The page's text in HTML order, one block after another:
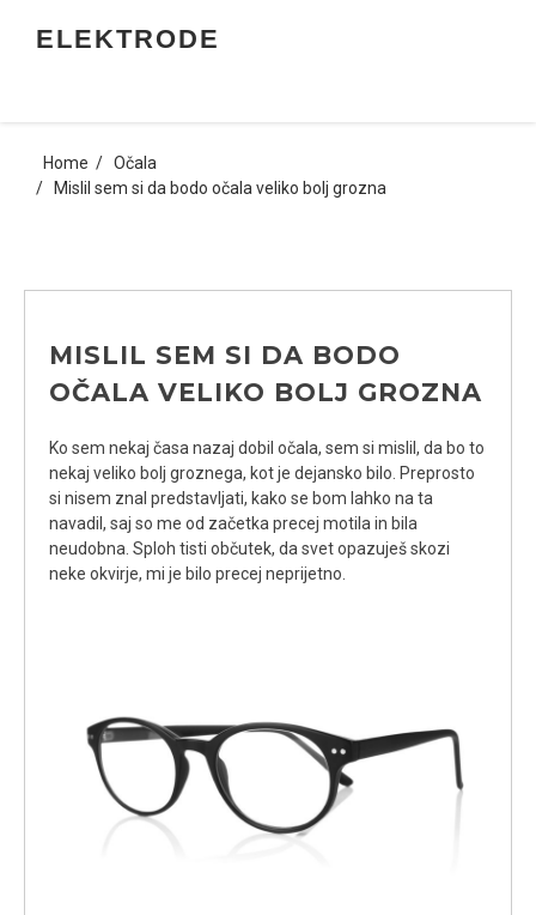
ELEKTRODE
Home
Očala
Mislil sem si da bodo očala veliko bolj grozna
MISLIL SEM SI DA BODO
OČALA VELIKO BOLJ GROZNA
Ko sem nekaj časa nazaj dobil očala, sem si mislil, da bo to
nekaj veliko bolj groznega, kot je dejansko bilo. Preprosto
si nisem znal predstavljati, kako se bom lahko na ta
navadil, saj so me od začetka precej motila in bila
neudobna. Sploh tisti občutek, da svet opazuješ skozi
neke okvirje, mi je bilo precej neprijetno.